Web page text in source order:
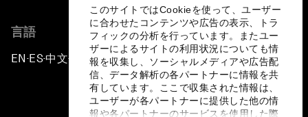
このサイトではCookieを使って、ユーザー
に合わせたコンテンツや広告の表示、トラ
フィックの分析を行っています。またユー
ザーによるサイトの利用状況についても情
報を収集し、ソーシャルメディアや広告配
信、データ解析の各パートナーに情報を共
有しています。ここで収集された情報は、
ユーザーが各パートナーに提供した他の情
報や各パートナーのサービスを使用した際
言語
EN ▪ES▪中文▪ 日本語